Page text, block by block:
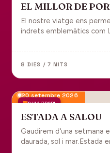
EL MILLOR DE
El nostre viatge ens
indrets emblemàtics com
tot inclòs per gaudir
8 DIES / 7 NITS
GUIA PROPI
20 setembre 2026
ESTADA A SALOU
Gaudirem d'una setmana
daurada, sol i mar.Estada